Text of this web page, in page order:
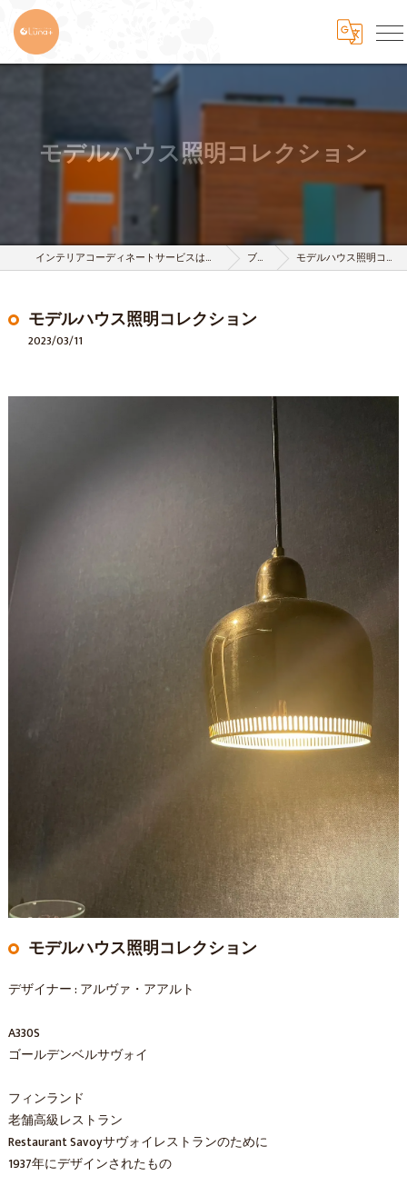
モデルハウス照明コレクション
インテリアコーディネートサービスは株式会社 樹-itsuki- ブログ モデルハウス照明コレクション
モデルハウス照明コレクション
2023/03/11
モデルハウス照明コレクション
デザイナー : アルヴァ・アアルト
A330S
ゴールデンベルサヴォイ
フィンランド
老舗高級レストラン
Restaurant Savoyサヴォイレストランのために
1937年にデザインされたもの